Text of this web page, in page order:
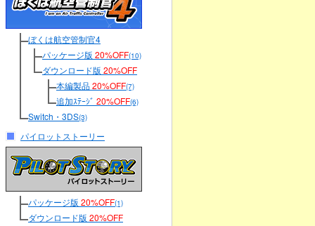
ぼくは航空管制官4
パッケージ版 20%OFF(10)
ダウンロード版 20%OFF
本編製品20%OFF(7)
追加ｽﾃｰｼﾞ 20%OFF(6)
Switch・3DS(3)
パイロットストーリー
パッケージ版 20%OFF(1)
ダウンロード版 20%OFF